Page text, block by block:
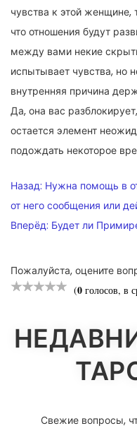
чувства к этой
что отношения будут
между вами некие
испытывает чувства, но
внутренняя причина
Да, она вас
остается элемент
подождать некоторое
НАВИГАЦИЯ
ПО
ЗАПИСЯМ
Назад: Нужна помощь в
от него сообщения или
Вперёд: Будет ли
Пожалуйста, оцените
(0 голосов, в
Свежие вопросы,